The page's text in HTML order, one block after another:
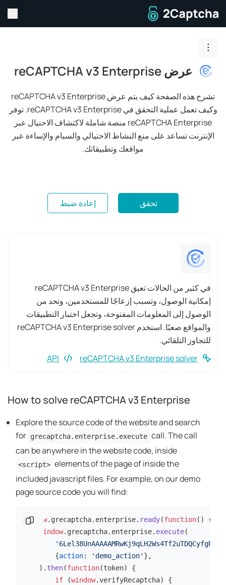
إلى الصفحة الرئيسية
عرض reCAPTCHA v3 Enterprise
تشرح هذه الصفحة كيف يتم عرض reCAPTCHA v3 Enterprise
وكيف تعمل عملية التحقق في reCAPTCHA v3 Enterprise.
توفر
reCAPTCHA Enterprise منصة شاملة لاكتشاف الاحتيال عبر
الإنترنت تساعد على منع النشاط الاحتيالي والسبام والإساءة عبر
مواقعك وتطبيقاتك.
تحقق إعادة ضبط
في كثير من الحالات تعيق reCAPTCHA v3 Enterprise
إمكانية الوصول، وتسبب إزعاجًا للمستخدمين، وتحد من
الوصول إلى المعلومات المفتوحة، وتجعل اختبار التطبيقات
والمواقع صعبًا. استخدم reCAPTCHA v3 Enterprise solver
للتجاوز التلقائي.
reCAPTCHA v3 Enterprise solver
API
How to solve reCAPTCHA v3 Enterprise
Explore the source code of the website and search
for grecaptcha.enterprise.execute call. The call
can be anywhere in the website code, inside
<script> elements of the page of inside the
included javascript files. For example, on our demo
page source code you will find:
window. grecaptcha. enterprise. ready(function( ) {
window. grecaptcha. enterprise. execute(
'6Lel38UnAAAAAMRwKj9qLH2Ws4Tf2uTDQCyfgR6b'
        {
action: 'demo_action' },
    ).
then(function(token) {
if (window.verifyRecaptcha) {
نسخ المقطع البرمجي
تبديل تنقّل الصفحة